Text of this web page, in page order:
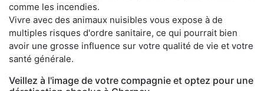
comme les incendies.
Vivre avec des animaux nuisibles vous expose à de
multiples risques d'ordre sanitaire, ce qui pourrait bien
avoir une grosse influence sur votre qualité de vie et votre
santé générale.
Veillez à l'image de votre compagnie et optez pour une